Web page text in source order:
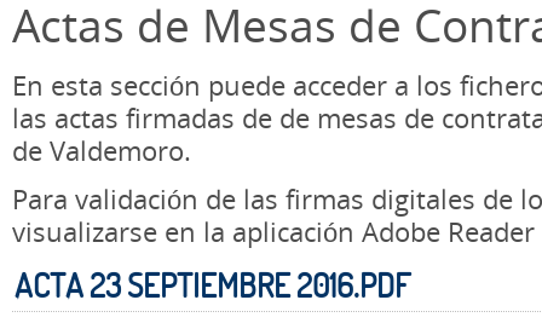
Actas de Mesas de
En esta sección puede acceder a los
las actas firmadas de de mesas de
de Valdemoro.
Para validación de las firmas digitales de
visualizarse en la aplicación Adobe Reader
ACTA 23 SEPTIEMBRE 2016.PDF